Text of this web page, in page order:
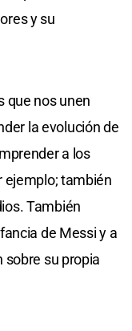
y su
que nos unen
la evolución de
a los
ejemplo; también
También
de Messi y a
sobre su propia